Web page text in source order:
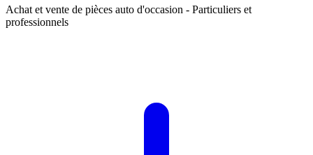
Achat et vente de pièces auto d'occasion - Particuliers et
professionnels